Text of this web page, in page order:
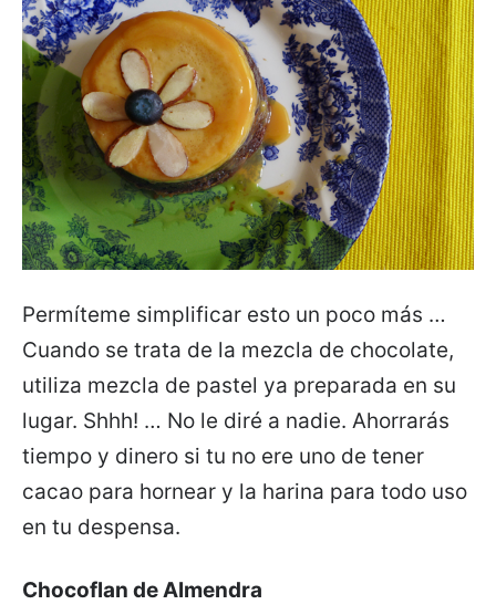
Permíteme simplificar esto un poco más …
Cuando se trata de la mezcla de chocolate,
utiliza mezcla de pastel ya preparada en su
lugar. Shhh! … No le diré a nadie. Ahorrarás
tiempo y dinero si tu no ere uno de tener
cacao para hornear y la harina para todo uso
en tu despensa.
Chocoflan de Almendra